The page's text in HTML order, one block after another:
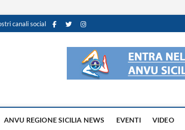
canali social
ANVU REGIONE SICILIA NEWS EVENTI VIDEO